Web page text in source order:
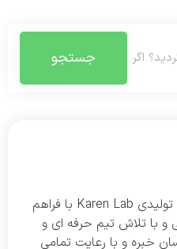
جستجو
شرکت کارن پویا نوآور با برند تولیدی Karen Lab با فراهم
با تلاش تیم حرفه ای و
خبره و با رعایت تمامی